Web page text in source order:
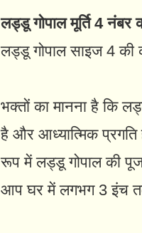
लड्डू गोपाल मूर्ति 4 नंबर
लड्डू गोपाल साइज 4
भक्तों का मानना ​​है कि
है और आध्यात्मिक प्रगति
रूप में लड्डू गोपाल की
आप घर में लगभग 3 इंच